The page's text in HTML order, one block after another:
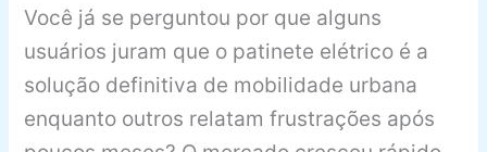
c
e
b
o
at
s
A
p
e
gr
a
m
er
e
st
k
e
dI
n
d
di
t
ar
e
Você já se perguntou por que alguns
usuários juram que o patinete elétrico é a
solução definitiva de mobilidade urbana
enquanto outros relatam frustrações após